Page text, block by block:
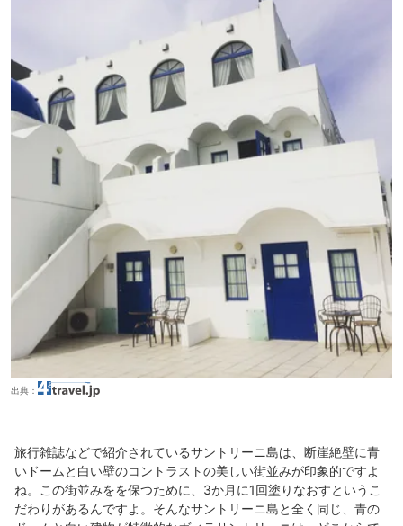
出典：
旅行雑誌などで紹介されているサントリーニ島は、断崖絶壁に青
いドームと白い壁のコントラストの美しい街並みが印象的ですよ
ね。この街並みをを保つために、3か月に1回塗りなおすというこ
だわりがあるんですよ。そんなサントリーニ島と全く同じ、青の